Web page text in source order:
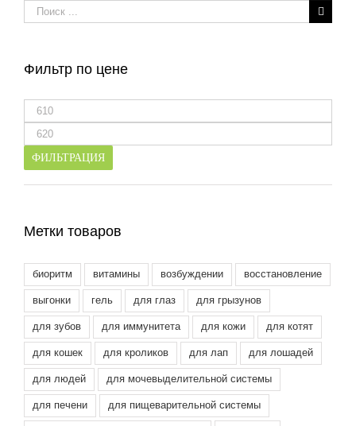
Результат
поиска:
Фильтр по цене
Минимальная
цена
Максимальная
цена
ФИЛЬТРАЦИЯ
Метки товаров
биоритм витамины возбуждении восстановление
выгонки гель для глаз для грызунов
для зубов для иммунитета для кожи для котят
для кошек для кроликов для лап для лошадей
для людей для мочевыделительной системы
для печени для пищеварительной системы